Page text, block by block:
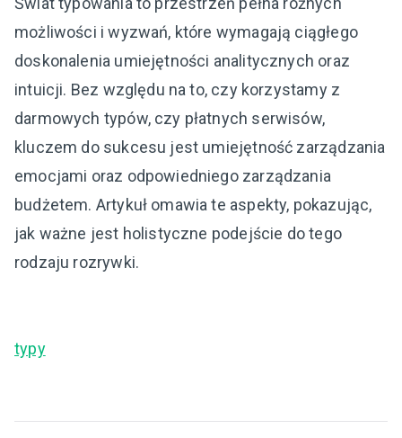
możliwości i wyzwań, które wymagają ciągłego
doskonalenia umiejętności analitycznych oraz
intuicji. Bez względu na to, czy korzystamy z
darmowych typów, czy płatnych serwisów,
kluczem do sukcesu jest umiejętność zarządzania
emocjami oraz odpowiedniego zarządzania
budżetem. Artykuł omawia te aspekty, pokazując,
jak ważne jest holistyczne podejście do tego
rodzaju rozrywki.
typy